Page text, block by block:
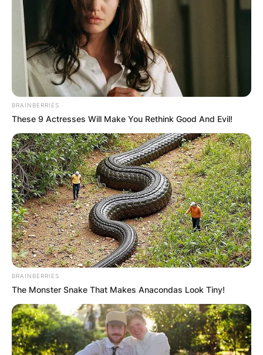
BRAINBERRIES
These 9 Actresses Will Make You Rethink Good And Evil!
BRAINBERRIES
The Monster Snake That Makes Anacondas Look Tiny!